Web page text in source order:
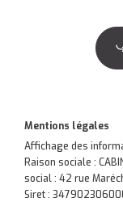
Mentions légales
Affichage des
Raison sociale :
social : 42 rue
Siret :